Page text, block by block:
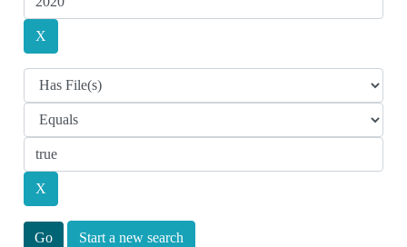
Start a new search